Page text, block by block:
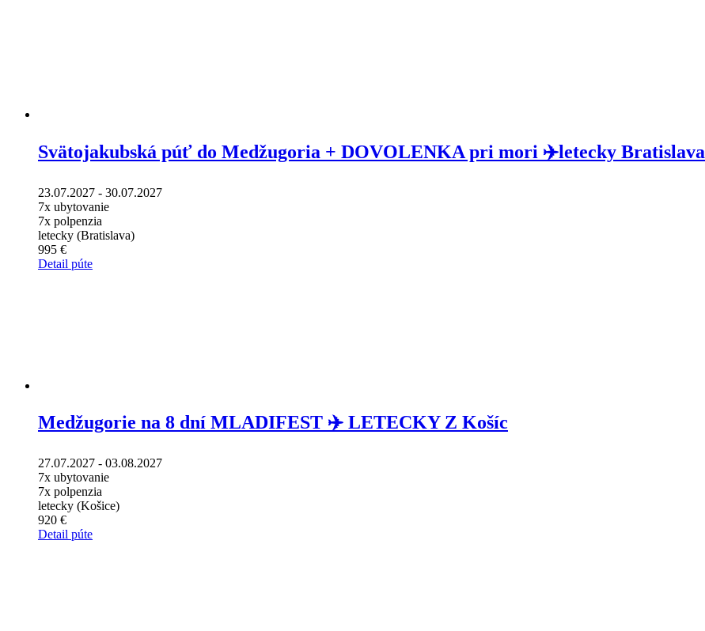
Svätojakubská púť do Medžugoria + DOVOLENKA pri mori ✈️letecky Bratislava
23.07.2027 - 30.07.2027
7x ubytovanie
7x polpenzia
letecky (Bratislava)
995 €
Detail púte
Medžugorie na 8 dní MLADIFEST ✈️ LETECKY Z Košíc
27.07.2027 - 03.08.2027
7x ubytovanie
7x polpenzia
letecky (Košice)
920 €
Detail púte